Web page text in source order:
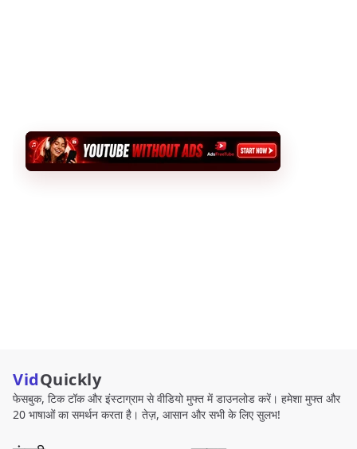
VidQuickly
फेसबुक, टिक टॉक और इंस्टाग्राम से वीडियो मुफ्त में डाउनलोड करें। हमेशा मुफ्त और
20 भाषाओं का समर्थन करता है। तेज़, आसान और सभी के लिए सुलभ!